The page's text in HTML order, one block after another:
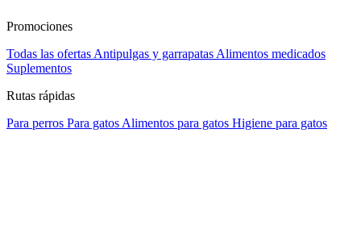
Promociones
Todas las ofertas Antipulgas y garrapatas Alimentos medicados
Suplementos
Rutas rápidas
Para perros Para gatos Alimentos para gatos Higiene para gatos